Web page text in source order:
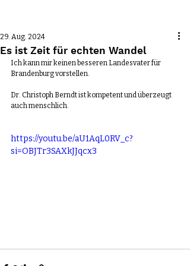
Es ist Zeit für echten Wandel
29. Aug. 2024
Ich kann mir keinen besseren Landesvater für
Brandenburg vorstellen.
Dr. Christoph Berndt ist kompetent und überzeugt
auch menschlich.
https://youtu.be/aU1AqL0RV_c?
si=OBJTr3SAXkJJqcx3